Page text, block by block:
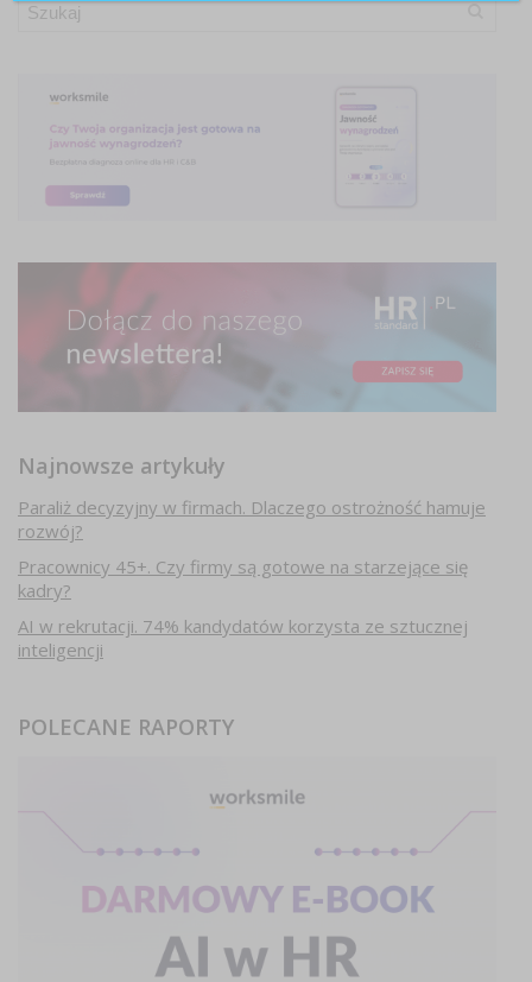
Najnowsze artykuły
Paraliż decyzyjny w firmach. Dlaczego ostrożność hamuje
rozwój?
Pracownicy 45+. Czy firmy są gotowe na starzejące się
kadry?
AI w rekrutacji. 74% kandydatów korzysta ze sztucznej
inteligencji
POLECANE RAPORTY